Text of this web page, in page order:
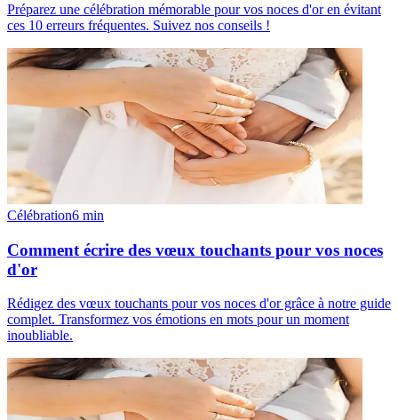
Préparez une célébration mémorable pour vos noces d'or en évitant
ces 10 erreurs fréquentes. Suivez nos conseils !
Célébration6 min
Comment écrire des vœux touchants pour vos noces
d'or
Rédigez des vœux touchants pour vos noces d'or grâce à notre guide
complet. Transformez vos émotions en mots pour un moment
inoubliable.